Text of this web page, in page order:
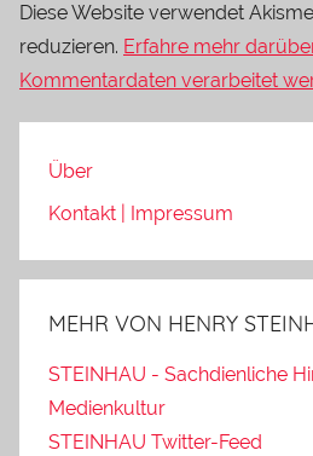
Diese Website verwendet
reduzieren. Erfahre mehr
Kommentardaten verarbeitet
Über
Kontakt | Impressum
MEHR VON HENRY
STEINHAU - Sachdienliche
Medienkultur
STEINHAU Twitter-Feed